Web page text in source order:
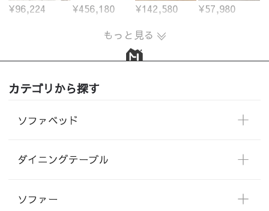
¥96,224 ¥456,180 ¥142,580
¥57,980
もっと見る
カテゴリから探す
ソファベッド
ダイニングテーブル
ソファー